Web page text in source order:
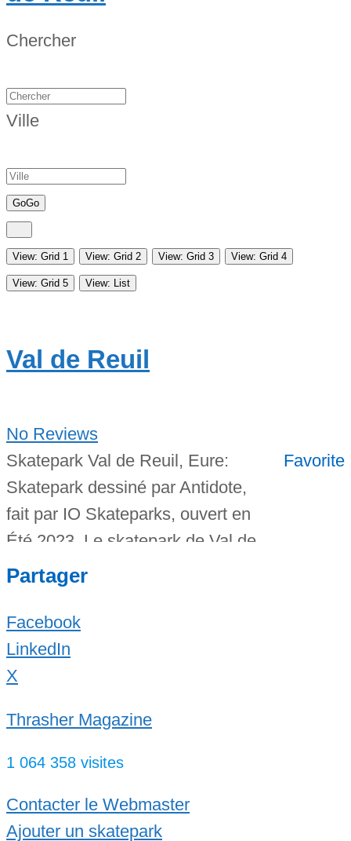
Chercher
Ville
GoGo
View: Grid 1 View: Grid 2 View: Grid 3 View: Grid 4
View: Grid 5 View: List
Val de Reuil
No Reviews
Favorite
Skatepark Val de Reuil, Eure:
Skatepark dessiné par Antidote,
fait par IO Skateparks, ouvert en
Été 2023. Le skatepark de Val de
Reuil est en béton, en extérieur
gratuit, mais malheureusement
pas d’éclairage. Il y a d’abord
un grand bowl cacahouète avec
acier et en margelles dans un de
Read more...
Partager
Facebook
LinkedIn
X
Thrasher Magazine
1 064 358 visites
Contacter le Webmaster
Ajouter un skatepark